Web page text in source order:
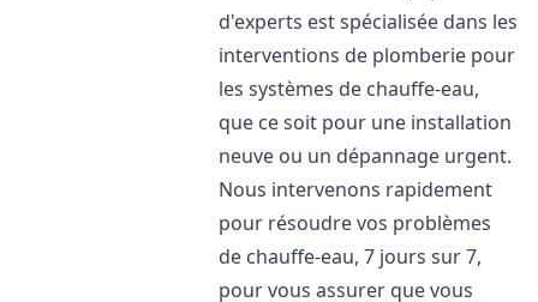
d'experts est spécialisée dans les
interventions de plomberie pour
les systèmes de chauffe-eau,
que ce soit pour une installation
neuve ou un dépannage urgent.
Nous intervenons rapidement
pour résoudre vos problèmes
de chauffe-eau, 7 jours sur 7,
pour vous assurer que vous